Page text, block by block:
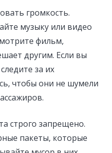
громкость.
музыку или видео
фильм,
другим. Если вы
за их
чтобы они не шумели
строго запрещено.
пакеты, которые